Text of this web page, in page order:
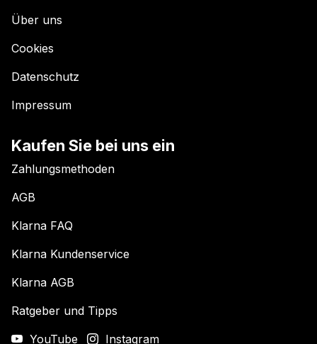
Über uns
Cookies
Datenschutz
Impressum
Kaufen Sie bei uns ein
Zahlungsmethoden
AGB
Klarna FAQ
Klarna Kundenservice
Klarna AGB
Ratgeber und Tipps
YouTube
Instagram